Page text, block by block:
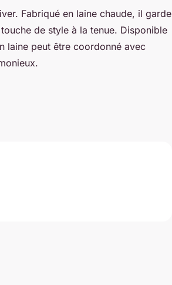
Fabriqué en laine chaude, il garde
de style à la tenue. Disponible
laine peut être coordonné avec